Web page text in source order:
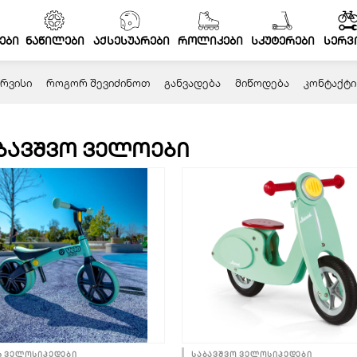
ნაწილები აქსესუარები როლიკები სკუტერები
ᲠᲝᲒᲝᲠ ᲨᲔᲕᲘᲫᲘᲜᲝᲗ ᲒᲐᲜᲕᲐᲓᲔᲑᲐ ᲛᲘᲬᲝᲓᲔᲑᲐ ᲙᲝᲜᲢᲐᲥᲢᲘ
ველოები
ველოსიპედები საბავშვო ველოსიპედები